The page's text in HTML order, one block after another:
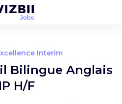
Interim
Bilingue Anglais
H/F